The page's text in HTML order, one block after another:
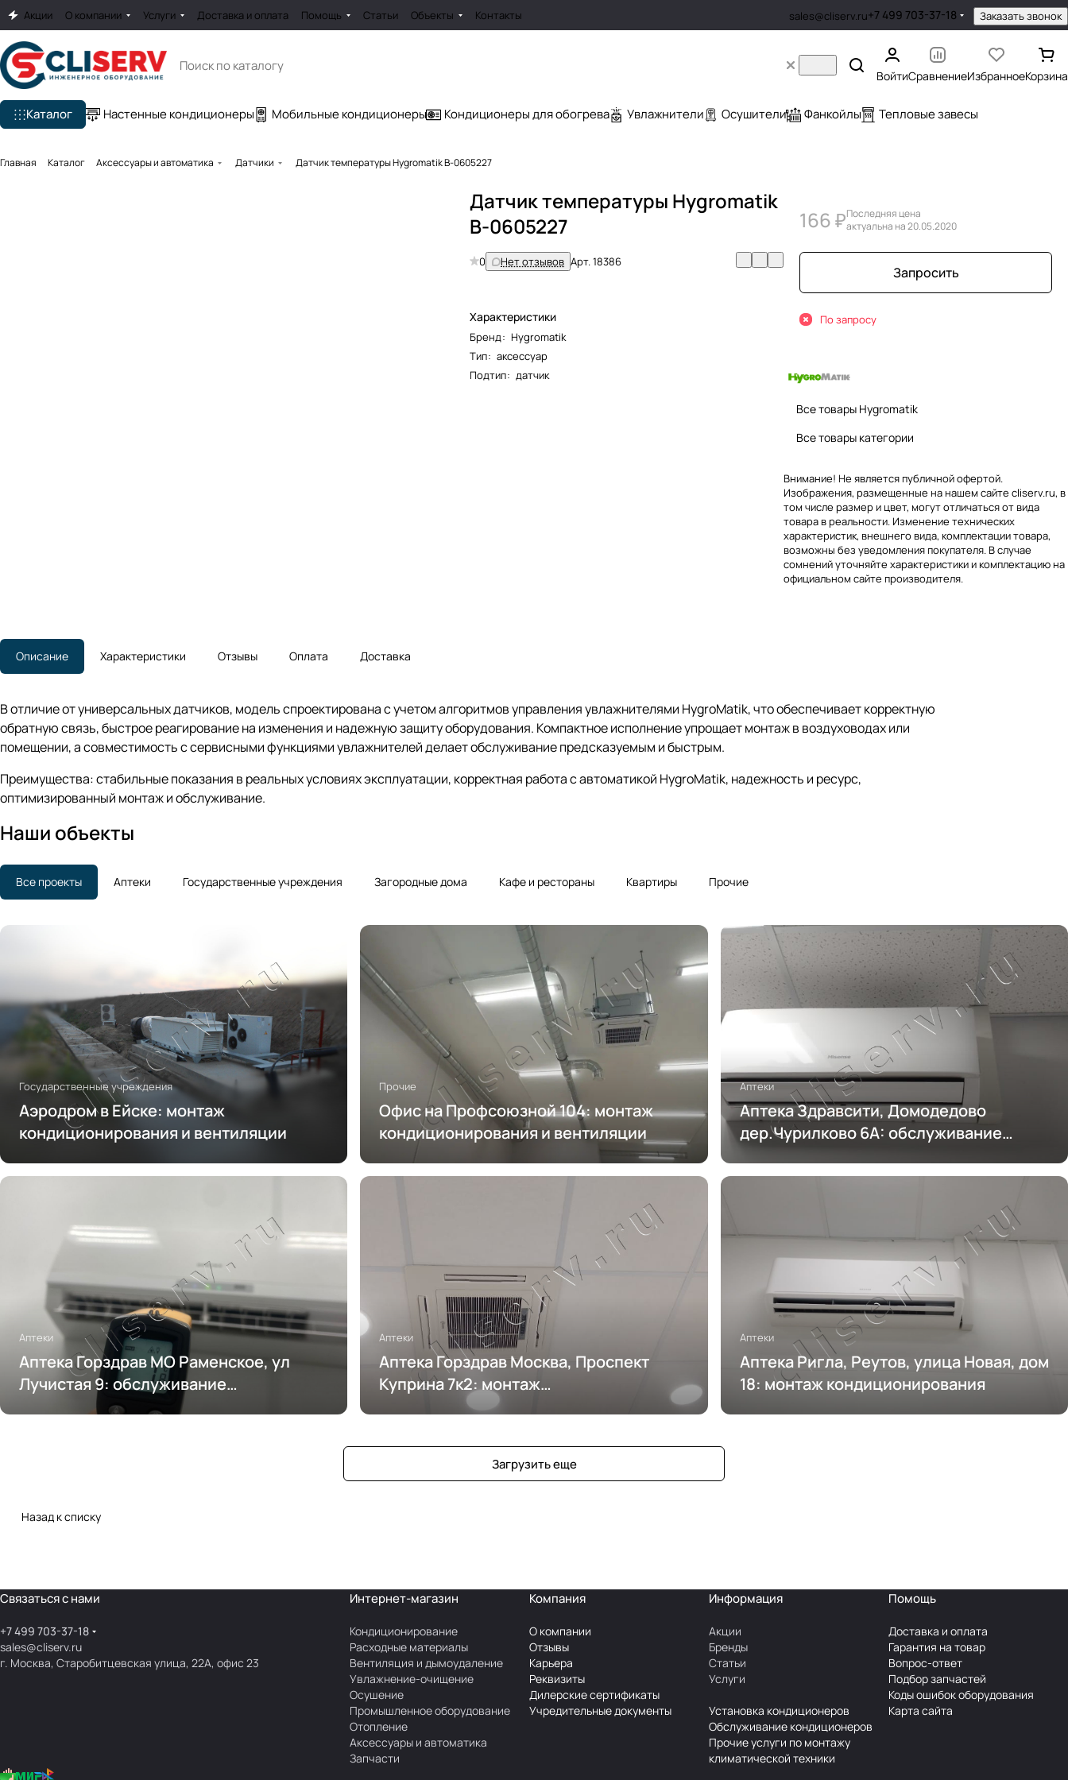
Акции О компании Услуги Доставка и оплата Помощь Статьи Объекты Контакты sales@cliserv.ru+7 499 703-37-18 Заказать звонок
ВойтиСравнениеИзбранноеКорзина
Каталог Настенные кондиционеры Мобильные кондиционеры Кондиционеры для обогрева Увлажнители Осушители Фанкойлы Тепловые завесы
Главная Каталог Аксессуары и автоматика Датчики Датчик температуры Hygromatik B-0605227
Датчик температуры Hygromatik
B-0605227
0 Нет отзывов Арт.18386
Характеристики
Бренд: Hygromatik
Тип: аксессуар
Подтип: датчик
166 ₽Последняя цена
актуальна на 20.05.2020
Запросить
По запросу
Все товары Hygromatik
Все товары категории
Внимание! Не является публичной офертой.
Изображения, размещенные на нашем сайте cliserv.ru, в
том числе размер и цвет, могут отличаться от вида
товара в реальности. Изменение технических
характеристик, внешнего вида, комплектации товара,
возможны без уведомления покупателя. В случае
сомнений уточняйте характеристики и комплектацию на
официальном сайте производителя.
Описание Характеристики Отзывы Оплата Доставка
В отличие от универсальных датчиков, модель спроектирована с учетом алгоритмов управления увлажнителями HygroMatik, что обеспечивает корректную
обратную связь, быстрое реагирование на изменения и надежную защиту оборудования. Компактное исполнение упрощает монтаж в воздуховодах или
помещении, а совместимость с сервисными функциями увлажнителей делает обслуживание предсказуемым и быстрым.
Преимущества: стабильные показания в реальных условиях эксплуатации, корректная работа с автоматикой HygroMatik, надежность и ресурс,
оптимизированный монтаж и обслуживание.
Наши объекты
Все проекты Аптеки Государственные учреждения Загородные дома Кафе и рестораны Квартиры Прочие
Государственные учреждения
Аэродром в Ейске: монтаж
кондиционирования и вентиляции
Прочие
Офис на Профсоюзной 104: монтаж
кондиционирования и вентиляции
Аптеки
Аптека Здравсити, Домодедово
дер.Чурилково 6А: обслуживание
Аптеки
Аптека Горздрав МО Раменское, ул
Лучистая 9: обслуживание
кондиционирования
Аптеки
Аптека Горздрав Москва, Проспект
Куприна 7к2: монтаж
кондиционирования
Аптеки
Аптека Ригла, Реутов, улица Новая, дом
18: монтаж кондиционирования
Загрузить еще
Назад к списку
Связаться с нами
+7 499 703-37-18
sales@cliserv.ru
г. Москва, Старобитцевская улица, 22А, офис 23
Интернет-магазин
Кондиционирование
Расходные материалы
Вентиляция и дымоудаление
Увлажнение-очищение
Осушение
Промышленное оборудование
Отопление
Аксессуары и автоматика
Запчасти
Компания
О компании
Отзывы
Карьера
Реквизиты
Дилерские сертификаты
Учредительные документы
Информация
Акции
Бренды
Статьи
Услуги
Установка кондиционеров
Обслуживание кондиционеров
Прочие услуги по монтажу
климатической техники
Помощь
Доставка и оплата
Гарантия на товар
Вопрос-ответ
Подбор запчастей
Коды ошибок оборудования
Карта сайта